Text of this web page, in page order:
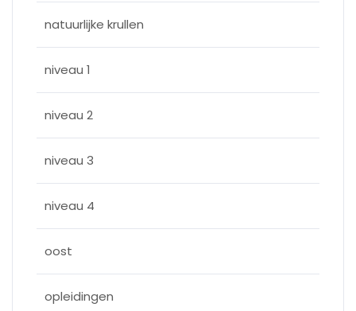
natuurlijke krullen
niveau 1
niveau 2
niveau 3
niveau 4
oost
opleidingen